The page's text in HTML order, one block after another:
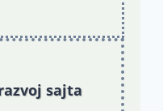
sajta